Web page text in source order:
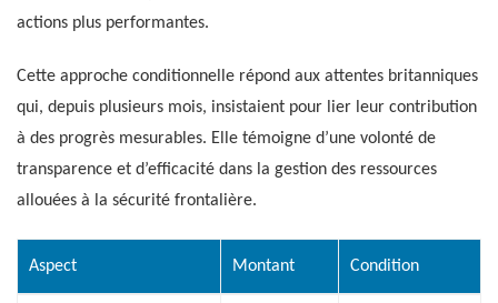
actions plus performantes.
Cette approche conditionnelle répond aux attentes britanniques
qui, depuis plusieurs mois, insistaient pour lier leur contribution
à des progrès mesurables. Elle témoigne d’une volonté de
transparence et d’efficacité dans la gestion des ressources
allouées à la sécurité frontalière.
Aspect Montant Condition